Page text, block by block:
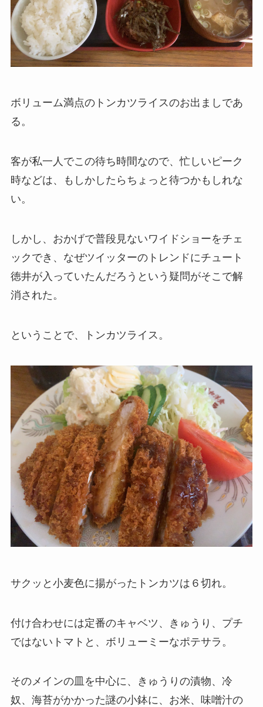
ボリューム満点のトンカツライスのお出ましであ
る。
客が私一人でこの待ち時間なので、忙しいピーク
時などは、もしかしたらちょっと待つかもしれな
い。
しかし、おかげで普段見ないワイドショーをチェ
ックでき、なぜツイッターのトレンドにチュート
徳井が入っていたんだろうという疑問がそこで解
消された。
ということで、トンカツライス。
サクッと小麦色に揚がったトンカツは６切れ。
付け合わせには定番のキャベツ、きゅうり、プチ
ではないトマトと、ボリューミーなポテサラ。
そのメインの皿を中心に、きゅうりの漬物、冷
奴、海苔がかかった謎の小鉢に、お米、味噌汁の